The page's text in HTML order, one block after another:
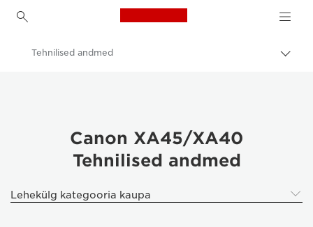
Canon Logo, back to
Lülita
Canon XA45/XA40
Tehnilised andmed
Canon XA45/XA40
Tehnilised andmed
Lehekülg kategooria kaupa